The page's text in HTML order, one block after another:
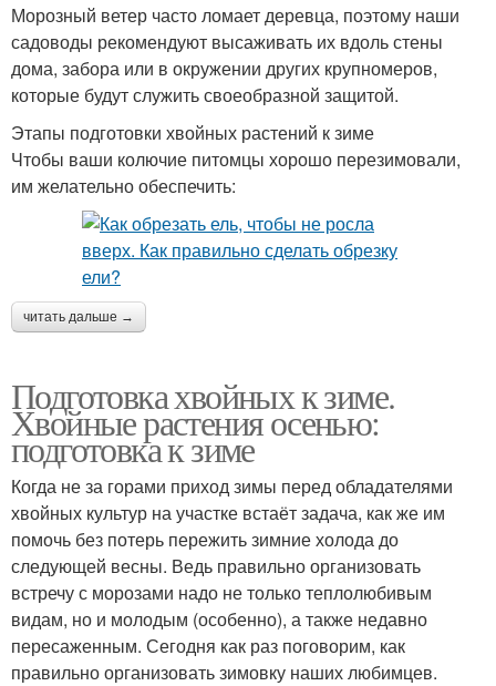
Морозный ветер часто ломает деревца, поэтому наши
садоводы рекомендуют высаживать их вдоль стены
дома, забора или в окружении других крупномеров,
которые будут служить своеобразной защитой.
Этапы подготовки хвойных растений к зиме
Чтобы ваши колючие питомцы хорошо перезимовали,
им желательно обеспечить:
читать дальше →
Подготовка хвойных к зиме.
Хвойные растения осенью:
подготовка к зиме
Когда не за горами приход зимы перед обладателями
хвойных культур на участке встаёт задача, как же им
помочь без потерь пережить зимние холода до
следующей весны. Ведь правильно организовать
встречу с морозами надо не только теплолюбивым
видам, но и молодым (особенно), а также недавно
пересаженным. Сегодня как раз поговорим, как
правильно организовать зимовку наших любимцев.